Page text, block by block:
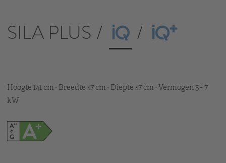
SILA PLUS
Hoogte 141 cm · Breedte 47 cm · Diepte 47 cm · Vermogen 5 - 7
kW